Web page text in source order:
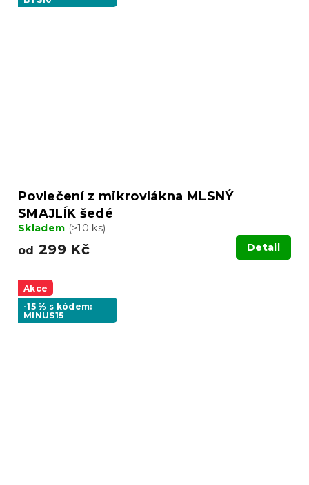
Povlečení z mikrovlákna MLSNÝ
SMAJLÍK šedé
Skladem (>10 ks)
od 299 Kč Detail
Akce
-15 % s kódem:
MINUS15